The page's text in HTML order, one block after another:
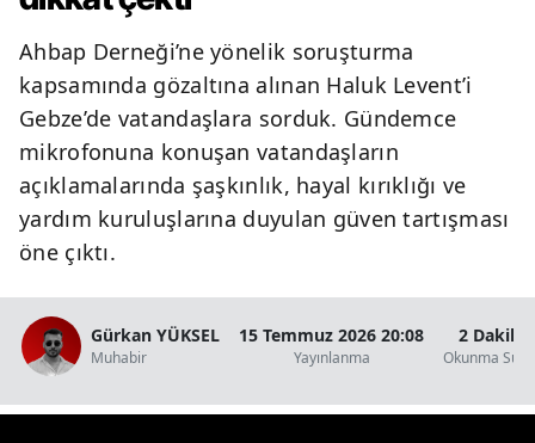
Ahbap Derneği’ne yönelik soruşturma
kapsamında gözaltına alınan Haluk Levent’i
Gebze’de vatandaşlara sorduk. Gündemce
mikrofonuna konuşan vatandaşların
açıklamalarında şaşkınlık, hayal kırıklığı ve
yardım kuruluşlarına duyulan güven tartışması
öne çıktı.
Gürkan YÜKSEL
Muhabir
15 Temmuz 2026 20:08
Yayınlanma
2 Dakika
Okunma